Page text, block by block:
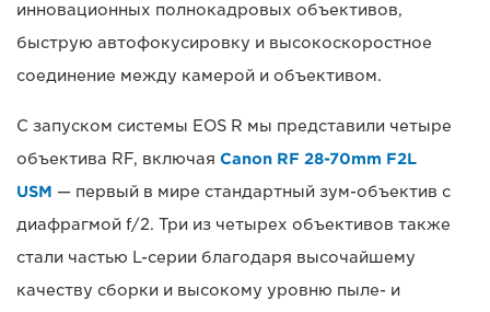
инновационных полнокадровых объективов,
быструю автофокусировку и высокоскоростное
соединение между камерой и объективом.
С запуском системы EOS R мы представили четыре
объектива RF, включая Canon RF 28-70mm F2L
USM — первый в мире стандартный зум-объектив с
диафрагмой f/2. Три из четырех объективов также
стали частью L-серии благодаря высочайшему
качеству сборки и высокому уровню пыле- и